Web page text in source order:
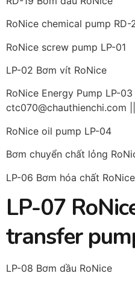
RoNice chemical pump RD-
RoNice screw pump LP-01
LP-02 Bơm vít RoNice
RoNice Energy Pump LP-03
ctc070@chauthienchi.com
RoNice oil pump LP-04
Bơm chuyển chất lỏng
LP-06 Bơm hóa chất RoNice
LP-07
transfer
LP-08 Bơm dầu RoNice